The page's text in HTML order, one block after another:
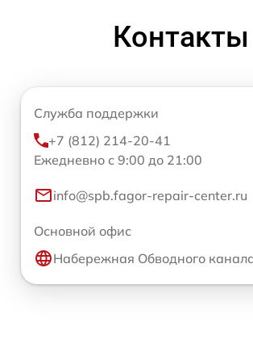
Контакты
Служба поддержки
+7 (812) 214-20-41
Ежедневно с 9:00 до 21:00
info@spb.fagor-repair-center.ru
Основной офис
Набережная Обводного